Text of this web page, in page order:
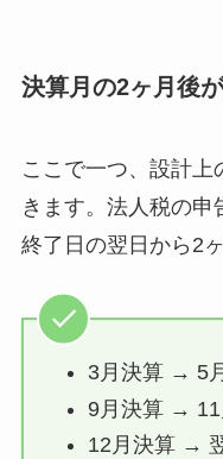
決算月の2ヶ月後
ここで一つ、設計上
きます。法人税の申
終了日の翌日から2
3月決算 → 5
9月決算 → 11
12月決算 →